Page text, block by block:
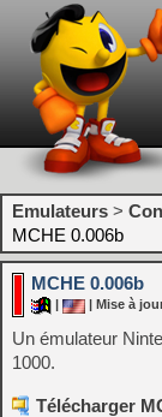
Emulateurs >
MCHE 0.006b
MCHE 0.006b
| Mise à
Un émulateur
1000.
Télécharger